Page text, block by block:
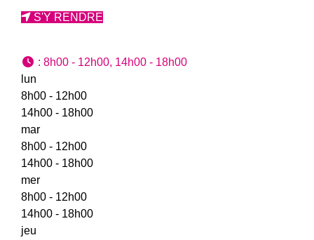
S'Y RENDRE
: 8h00 - 12h00, 14h00 - 18h00
lun
8h00 - 12h00
14h00 - 18h00
mar
8h00 - 12h00
14h00 - 18h00
mer
8h00 - 12h00
14h00 - 18h00
jeu